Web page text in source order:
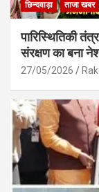
छिन्दवाड़ा ताजा खबर
पारिस्थितिकी
संरक्षण का बना
27/05/2026